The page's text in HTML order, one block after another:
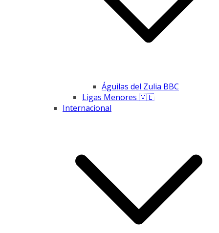
Águilas del Zulia BBC
Ligas Menores 🇻🇪
Internacional